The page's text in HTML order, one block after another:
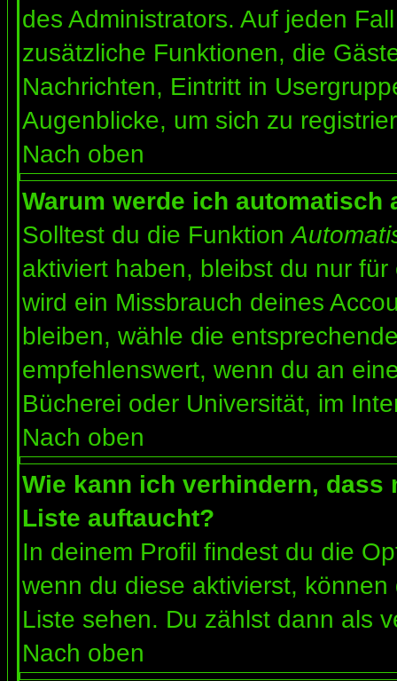
des Administrators. Auf jeden
zusätzliche Funktionen, die
Nachrichten, Eintritt in
Augenblicke, um sich zu
Nach oben
Warum werde ich automatisch
Solltest du die Funktion
aktiviert haben, bleibst du nur
wird ein Missbrauch deines
bleiben, wähle die
empfehlenswert, wenn du an
Bücherei oder Universität, im
Nach oben
Wie kann ich verhindern, dass
Liste auftaucht?
In deinem Profil findest du die
wenn du diese aktivierst,
Liste sehen. Du zählst dann als
Nach oben